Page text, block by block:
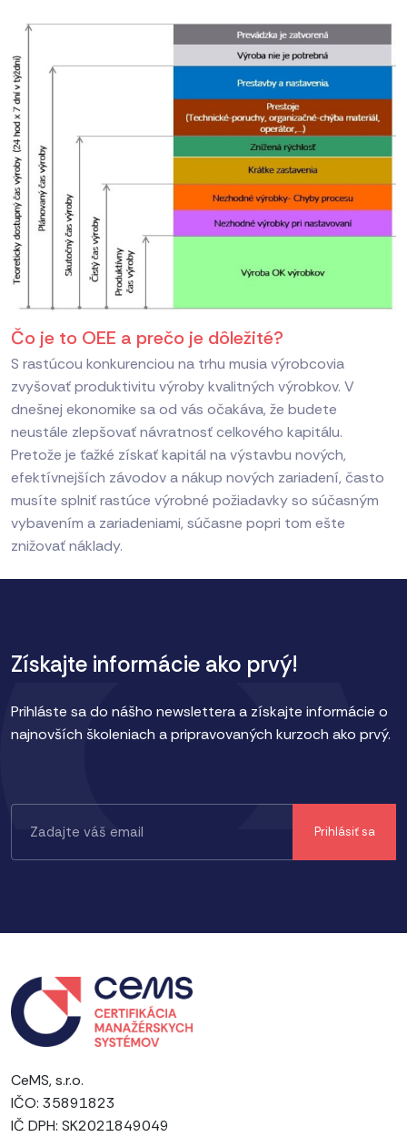
Čo je to OEE a prečo je dôležité?
S rastúcou konkurenciou na trhu musia výrobcovia
zvyšovať produktivitu výroby kvalitných výrobkov. V
dnešnej ekonomike sa od vás očakáva, že budete
neustále zlepšovať návratnosť celkového kapitálu.
Pretože je ťažké získať kapitál na výstavbu nových,
efektívnejších závodov a nákup nových zariadení, často
musíte splniť rastúce výrobné požiadavky so súčasným
vybavením a zariadeniami, súčasne popri tom ešte
znižovať náklady.
Získajte informácie ako prvý!
Prihláste sa do nášho newslettera a získajte informácie o
najnovších školeniach a pripravovaných kurzoch ako prvý.
CeMS, s.r.o.
IČO: 35891823
IČ DPH: SK2021849049